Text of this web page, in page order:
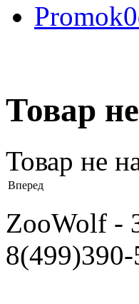
Товар
Товар не
Вперед
ZooWolf -